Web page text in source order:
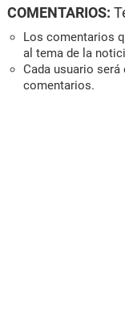
COMENTARIOS:
Los comentarios
al tema de la
Cada usuario
comentarios.